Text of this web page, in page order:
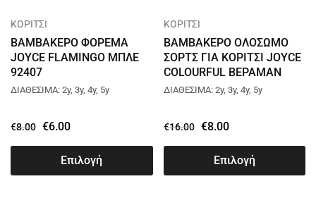
ΚΟΡΙΤΣΙ
ΒΑΜΒΑΚΕΡΟ ΦΟΡΕΜΑ
JOYCE FLAMINGO ΜΠΛΕ
92407
ΔΙΑΘΕΣΙΜΑ: 2y, 3y, 4y, 5y
€8.00 €6.00
Επιλογή
ΚΟΡΙΤΣΙ
ΒΑΜΒΑΚΕΡΟ ΟΛΟΣΩΜΟ
ΣΟΡΤΣ ΓΙΑ ΚΟΡΙΤΣΙ JOYCE
COLOURFUL ΒΕΡΑΜΑΝ
13793
ΔΙΑΘΕΣΙΜΑ: 2y, 3y, 4y, 5y
€16.00 €8.00
Επιλογή